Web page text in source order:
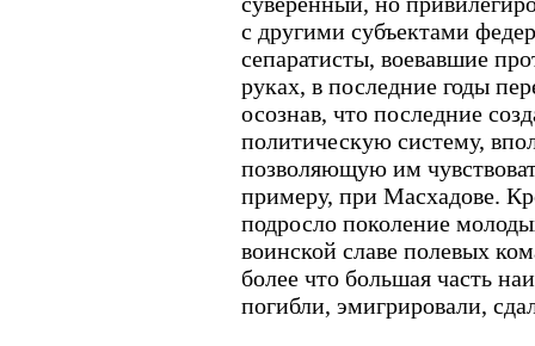
с другими субъектами
сепаратисты, воевавшие
руках, в последние годы
осознав, что последние
политическую систему,
позволяющую им
примеру, при Масхадове.
подросло поколение
воинской славе полевых
более что большая часть
погибли, эмигрировали,